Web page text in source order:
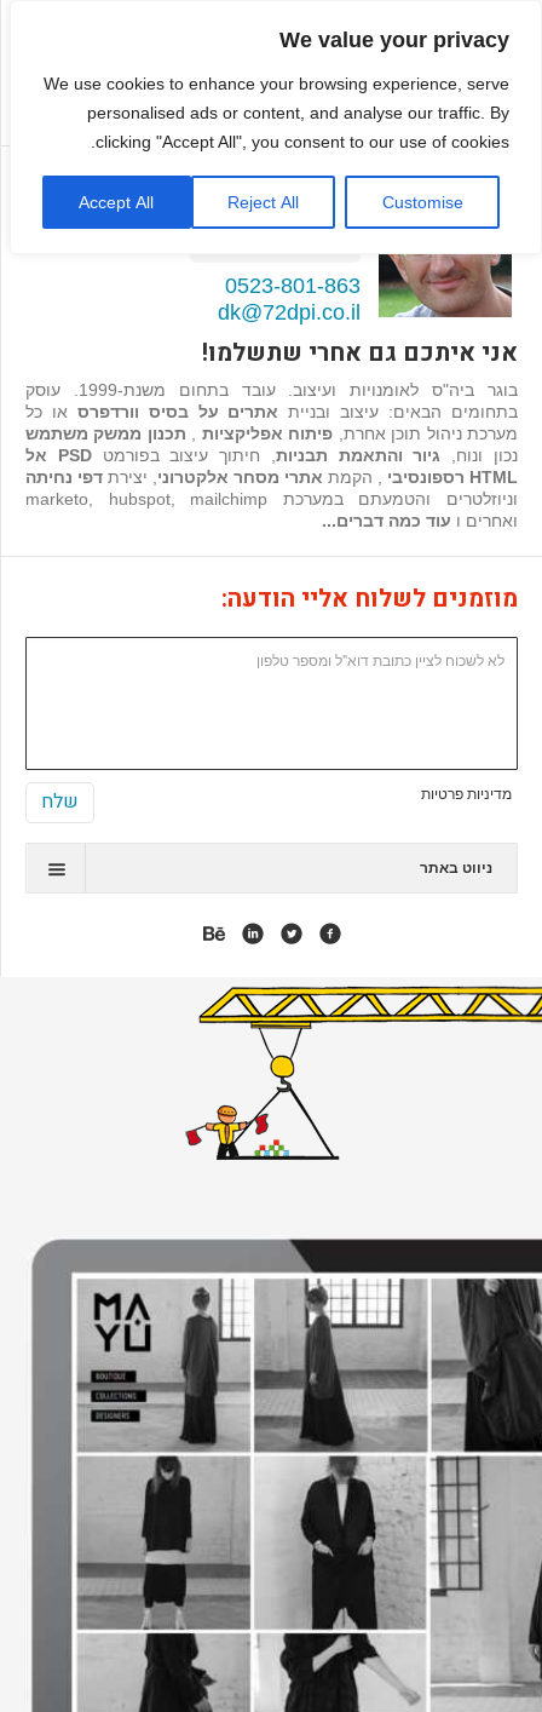
We value your privacy
We use cookies to enhance your browsing experience, serve
personalised ads or content, and analyse our traffic. By
clicking "Accept All", you consent to our use of cookies.
Customise
Reject All
Accept All דמיטרי קגן
בונה אתרים ואפליקציות
0523-801-863
dk@72dpi.co.il
אני איתכם גם אחרי שתשלמו!
בוגר ביה"ס לאומנויות ועיצוב. עובד בתחום משנת-1999. עוסק
בתחומים הבאים: עיצוב ובניית אתרים על בסיס וורדפרס או כל
מערכת ניהול תוכן אחרת, פיתוח אפליקציות
תכנון ממשק משתמש
נכון ונוח, גיור והתאמת תבניות , חיתוך עיצוב בפורמט
PSD אל
HTML רספונסיבי
, הקמת אתרי מסחר אלקטרוני , יצירת דפי נחיתה
וניוזלטרים והטמעתם במערכת marketo, hubspot, mailchimp
ואחרים ו עוד כמה דברים...
מוזמנים לשלוח אליי הודעה:
מדיניות פרטיות
ניווט באתר
אנימציה
דפי נחיתה
ווידאו
חיתוך PSD ל-HTML
חנות ווירטואלית
ממשק משתמש
עיצוב אתרים